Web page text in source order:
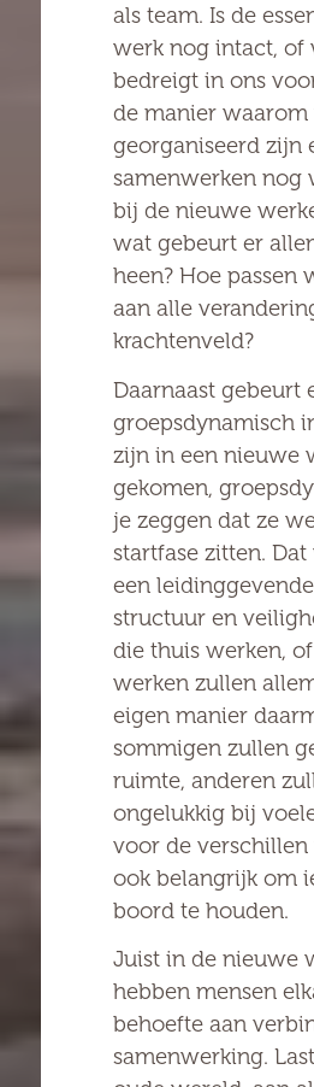
als team. Is de
werk nog intact, of
bedreigt in ons
de manier
georganiseerd zijn
samenwerken nog
bij de nieuwe
wat gebeurt er
heen? Hoe passen
aan alle
krachtenveld?
Daarnaast gebeurt
groepsdynamisch
zijn in een nieuwe
gekomen,
je zeggen dat ze
startfase zitten.
een
structuur en
die thuis werken,
werken zullen
eigen manier
sommigen zullen
ruimte, anderen
ongelukkig bij
voor de
ook belangrijk om
boord te houden.
Juist in de nieuwe
hebben mensen
behoefte aan
samenwerking.